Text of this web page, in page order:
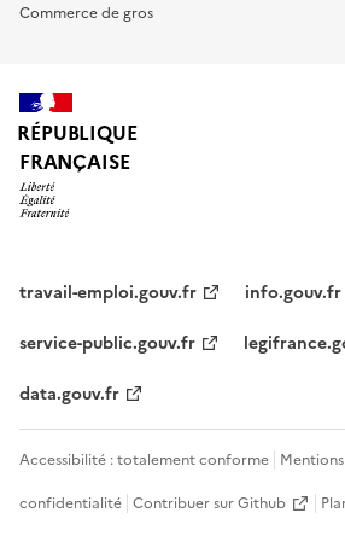
Commerce de gros
RÉPUBLIQUE
FRANÇAISE
travail-emploi.gouv.fr
info.gouv.fr
service-public.gouv.fr
data.gouv.fr
Accessibilité : totalement conforme
confidentialité Contribuer sur Github